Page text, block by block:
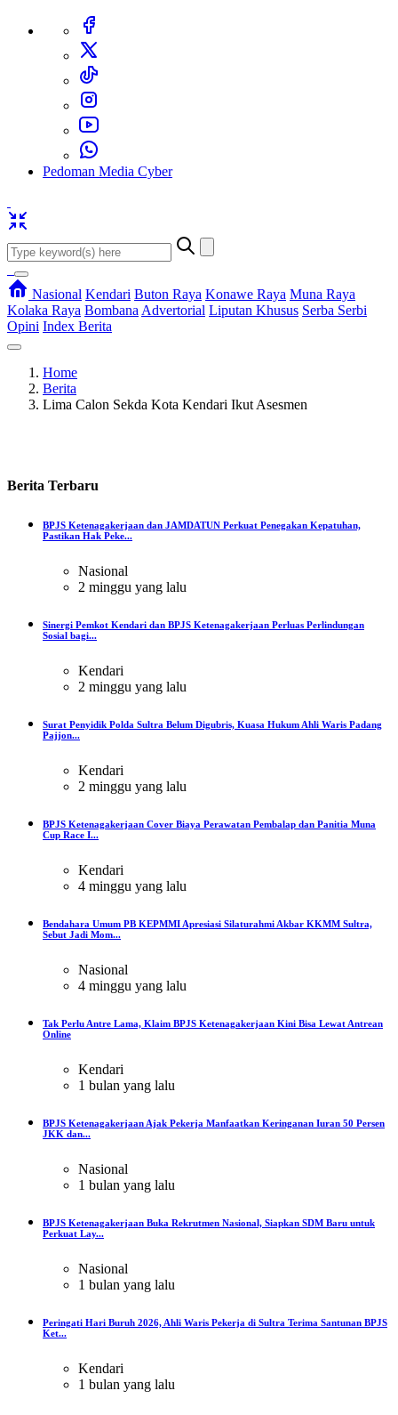
Pedoman Media Cyber
Nasional Kendari Buton Raya Konawe Raya Muna Raya
Kolaka Raya Bombana Advertorial Liputan Khusus Serba Serbi
Opini Index Berita
Home
Berita
Lima Calon Sekda Kota Kendari Ikut Asesmen
Berita Terbaru
BPJS Ketenagakerjaan dan JAMDATUN Perkuat Penegakan Kepatuhan,
Pastikan Hak Peke...
Nasional
2 minggu yang lalu
Sinergi Pemkot Kendari dan BPJS Ketenagakerjaan Perluas Perlindungan
Sosial bagi...
Kendari
2 minggu yang lalu
Surat Penyidik Polda Sultra Belum Digubris, Kuasa Hukum Ahli Waris Padang
Pajjon...
Kendari
2 minggu yang lalu
BPJS Ketenagakerjaan Cover Biaya Perawatan Pembalap dan Panitia Muna
Cup Race I...
Kendari
4 minggu yang lalu
Bendahara Umum PB KEPMMI Apresiasi Silaturahmi Akbar KKMM Sultra,
Sebut Jadi Mom...
Nasional
4 minggu yang lalu
Tak Perlu Antre Lama, Klaim BPJS Ketenagakerjaan Kini Bisa Lewat Antrean
Online
Kendari
1 bulan yang lalu
BPJS Ketenagakerjaan Ajak Pekerja Manfaatkan Keringanan Iuran 50 Persen
JKK dan...
Nasional
1 bulan yang lalu
BPJS Ketenagakerjaan Buka Rekrutmen Nasional, Siapkan SDM Baru untuk
Perkuat Lay...
Nasional
1 bulan yang lalu
Peringati Hari Buruh 2026, Ahli Waris Pekerja di Sultra Terima Santunan BPJS
Ket...
Kendari
1 bulan yang lalu